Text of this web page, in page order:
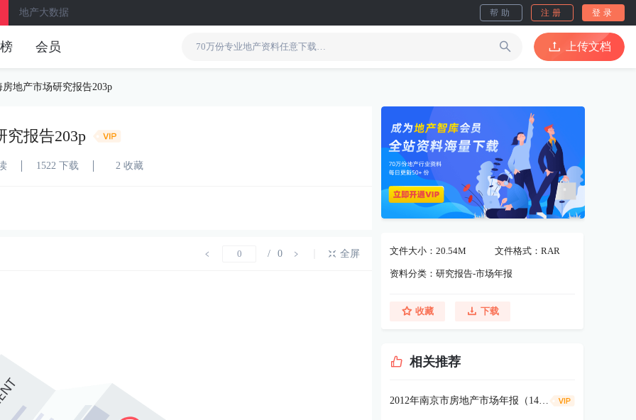
地产大数据 帮助 注册 登录
会员 上传文档
地产市场研究报告203p
究报告203p
1522 下载 2 收藏
/ 0 全屏 文件大小：20.54M 文件格式：RAR
资料分类：研究报告-市场年报
收藏 下载
相关推荐
2012年南京市房地产市场年报（144页）